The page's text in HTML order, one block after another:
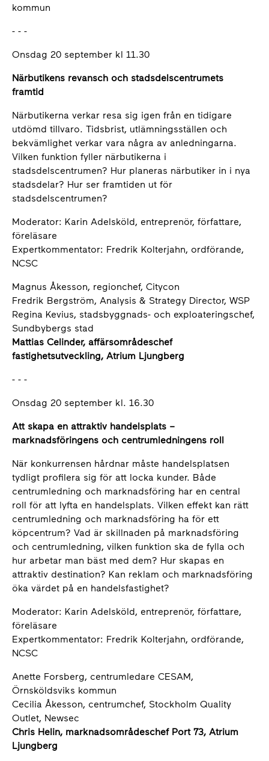
kommun
- - -
Onsdag 20 september kl 11.30
Närbutikens revansch och stadsdelscentrumets
framtid
Närbutikerna verkar resa sig igen från en tidigare
utdömd tillvaro. Tidsbrist, utlämningsställen och
bekvämlighet verkar vara några av anledningarna.
Vilken funktion fyller närbutikerna i
stadsdelscentrumen? Hur planeras närbutiker in i nya
stadsdelar? Hur ser framtiden ut för
stadsdelscentrumen?
Moderator: Karin Adelsköld, entreprenör, författare,
föreläsare
Expertkommentator: Fredrik Kolterjahn, ordförande,
NCSC
Magnus Åkesson, regionchef, Citycon
Fredrik Bergström, Analysis & Strategy Director, WSP
Regina Kevius, stadsbyggnads- och exploateringschef,
Sundbybergs stad
Mattias Celinder, affärsområdeschef
fastighetsutveckling, Atrium Ljungberg
- - -
Onsdag 20 september kl. 16.30
Att skapa en attraktiv handelsplats –
marknadsföringens och centrumledningens roll
När konkurrensen hårdnar måste handelsplatsen
tydligt profilera sig för att locka kunder. Både
centrumledning och marknadsföring har en central
roll för att lyfta en handelsplats. Vilken effekt kan rätt
centrumledning och marknadsföring ha för ett
köpcentrum? Vad är skillnaden på marknadsföring
och centrumledning, vilken funktion ska de fylla och
hur arbetar man bäst med dem? Hur skapas en
attraktiv destination? Kan reklam och marknadsföring
öka värdet på en handelsfastighet?
Moderator: Karin Adelsköld, entreprenör, författare,
föreläsare
Expertkommentator: Fredrik Kolterjahn, ordförande,
NCSC
Anette Forsberg, centrumledare CESAM,
Örnsköldsviks kommun
Cecilia Åkesson, centrumchef, Stockholm Quality
Outlet, Newsec
Chris Helin, marknadsområdeschef Port 73, Atrium
Ljungberg